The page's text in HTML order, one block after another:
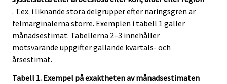
. T.ex. i liknande stora delgrupper efter näringsgren är
felmarginalerna större. Exemplen i tabell 1 gäller
månadsestimat. Tabellerna 2–3 innehåller
motsvarande uppgifter gällande kvartals- och
årsestimat.
Tabell 1. Exempel på exaktheten av månadsestimaten